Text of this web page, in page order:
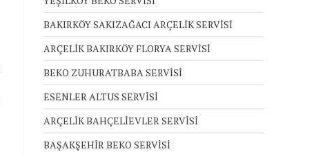
BAKIRKÖY SAKIZAĞACI ARÇELİK SERVİSİ
ARÇELİK BAKIRKÖY FLORYA SERVİSİ
BEKO ZUHURATBABA SERVİSİ
ESENLER ALTUS SERVİSİ
ARÇELİK BAHÇELİEVLER SERVİSİ
BAŞAKŞEHİR BEKO SERVİSİ